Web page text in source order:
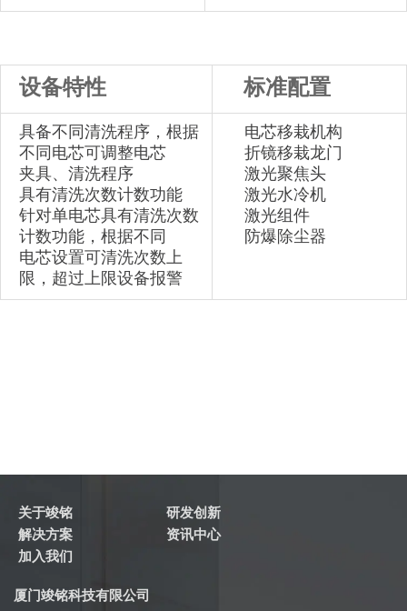
设备特性 标准配置
具备不同清洗程序，根据
不同电芯可调整电芯
夹具、清洗程序
具有清洗次数计数功能
针对单电芯具有清洗次数
计数功能，根据不同
电芯设置可清洗次数上
限，超过上限设备报警
电芯移栽机构
折镜移栽龙门
激光聚焦头
激光水冷机
激光组件
防爆除尘器
关于竣铭
研发创新
解决方案
资讯中心
加入我们
厦门竣铭科技有限公司